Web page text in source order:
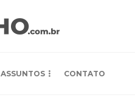
ASSUNTOS CONTATO